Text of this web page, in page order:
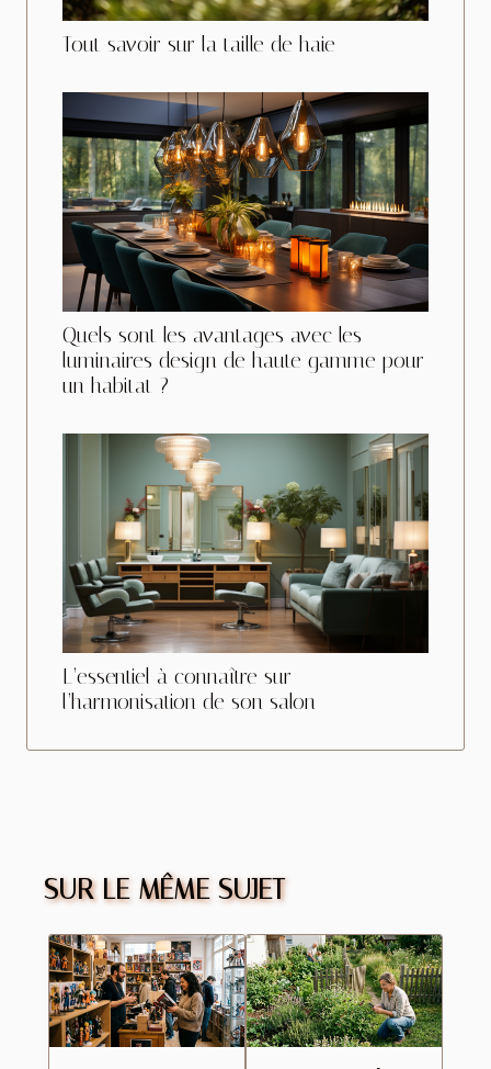
Tout savoir sur la taille de haie
Quels sont les avantages avec les
luminaires design de haute gamme pour
un habitat ?
L’essentiel à connaître sur
l’harmonisation de son salon
SUR LE MÊME SUJET